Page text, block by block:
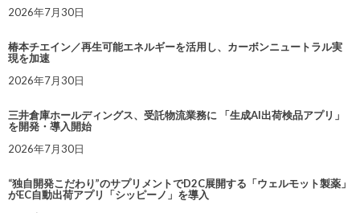
2026年7月30日
椿本チエイン／再生可能エネルギーを活用し、カーボンニュートラル実
現を加速
2026年7月30日
三井倉庫ホールディングス、受託物流業務に 「生成AI出荷検品アプリ」
を開発・導入開始
2026年7月30日
“独自開発こだわり”のサプリメントでD2C展開する「ウェルモット製薬」
がEC自動出荷アプリ「シッピーノ」を導入